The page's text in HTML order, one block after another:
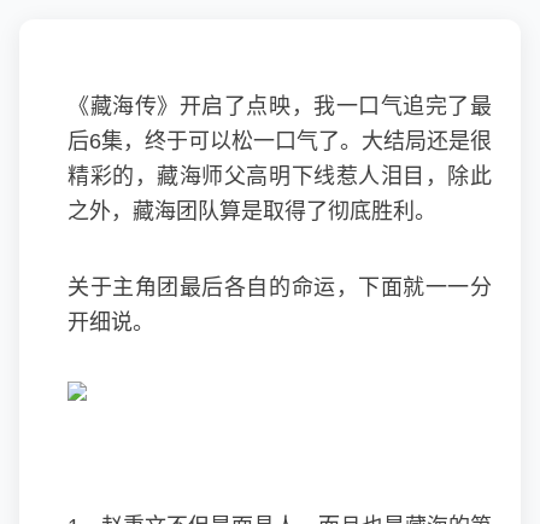
《藏海传》开启了点映，我一口气追完了最
后6集，终于可以松一口气了。大结局还是很
精彩的，藏海师父高明下线惹人泪目，除此
之外，藏海团队算是取得了彻底胜利。
关于主角团最后各自的命运，下面就一一分
开细说。